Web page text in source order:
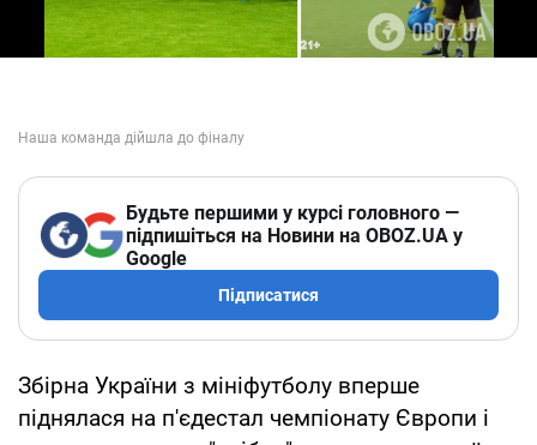
Будьте першими у курсі головного —
підпишіться на Новини на OBOZ.UA у
Google
Підписатися
Збірна України з мініфутболу вперше
піднялася на п'єдестал чемпіонату Європи і